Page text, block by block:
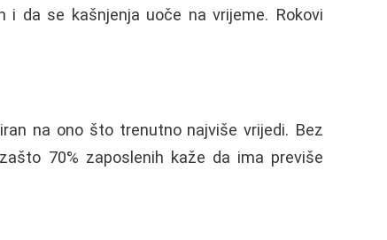
da se kašnjenja uoče na vrijeme. Rokovi
na ono što trenutno najviše vrijedi. Bez
70% zaposlenih kaže da ima previše